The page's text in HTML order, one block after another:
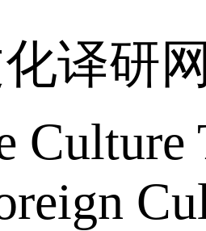
化译研